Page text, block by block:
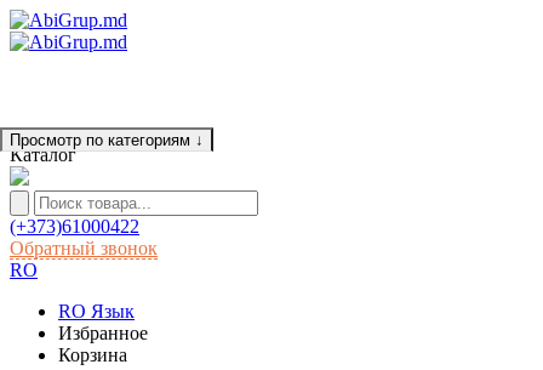
Каталог
(+373)61000422
Обратный звонок
RO
RO Язык
Избранное
Корзина
Просмотр по категориям ↓